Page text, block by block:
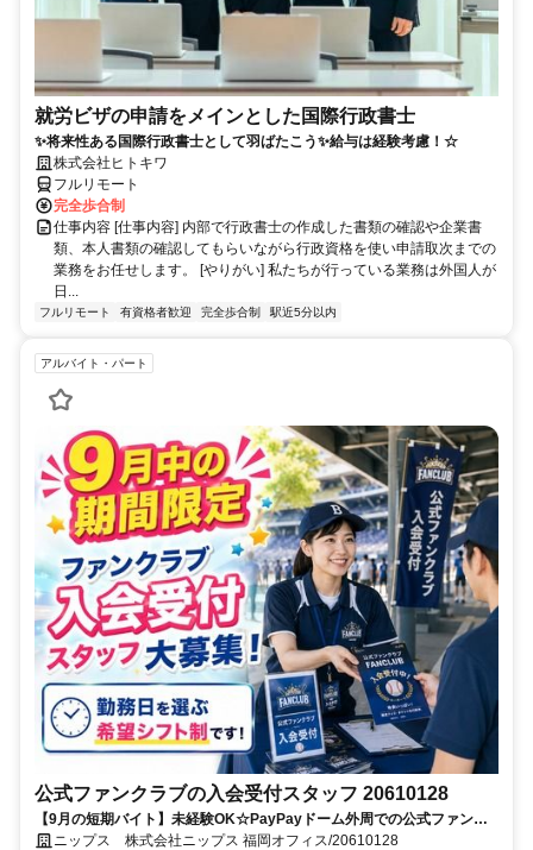
就労ビザの申請をメインとした国際行政書士
✨将来性ある国際行政書士として羽ばたこう✨給与は経験考慮！☆
株式会社ヒトキワ
フルリモート
完全歩合制
仕事内容 [仕事内容] 内部で行政書士の作成した書類の確認や企業書
類、本人書類の確認してもらいながら行政資格を使い申請取次までの
業務をお任せします。 [やりがい] 私たちが行っている業務は外国人が
日...
フルリモート 有資格者歓迎 完全歩合制 駅近5分以内
アルバイト・パート
公式ファンクラブの入会受付スタッフ 20610128
【9月の短期バイト】未経験OK☆PayPayドーム外周での公式ファンク
ラブ入会受付◎友達と一緒の勤務もOK！
ニップス 株式会社ニップス 福岡オフィス/20610128